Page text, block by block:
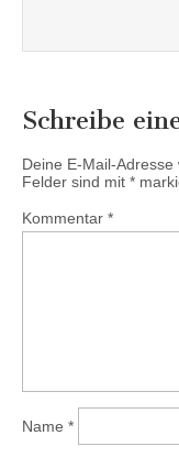
Schreibe
Deine E-Mail-Adresse
Felder sind mit *
Kommentar *
Name *